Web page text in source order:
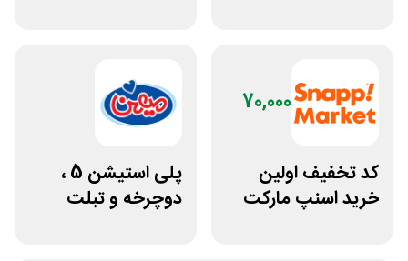
70,000
کد تخفیف اولین
خرید اسنپ مارکت
پلی استیشن 5 ،
دوچرخه و تبلت